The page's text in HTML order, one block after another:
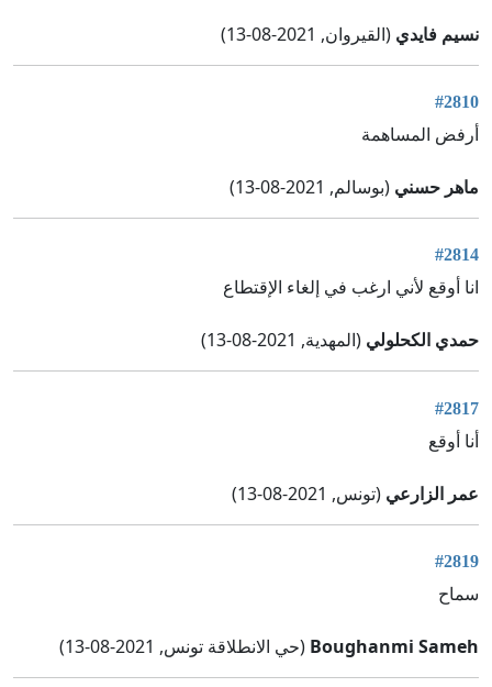
نسيم فايدي (القيروان, 2021-08-13)
#2810
أرفض المساهمة
ماهر حسني (بوسالم, 2021-08-13)
#2814
انا أوقع لأني ارغب في إلغاء الإقتطاع
حمدي الكحلولي (المهدية, 2021-08-13)
#2817
أنا أوقع
عمر الزارعي (تونس, 2021-08-13)
#2819
سماح
Boughanmi Sameh (حي الانطلاقة تونس, 2021-08-13)